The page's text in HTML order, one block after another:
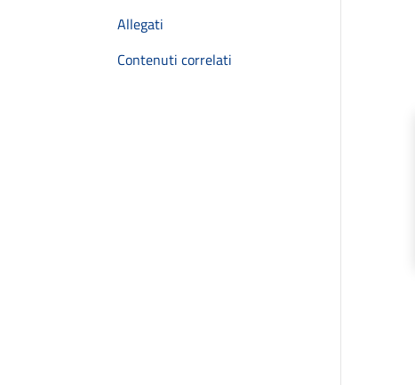
Allegati
Contenuti correlati